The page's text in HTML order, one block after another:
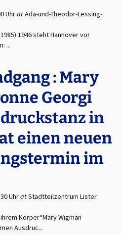
UhratAda-und-Theodor-Lessing-
1946 steht Hannover vor
...
: Mary
Georgi
in
einen neuen
im
UhratStadtteilzentrum Lister
Körper“Mary Wigman
Ausdruc...